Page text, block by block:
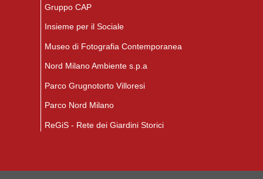
Gruppo CAP
Insieme per il Sociale
Museo di Fotografia Contemporanea
Nord Milano Ambiente s.p.a
Parco Grugnotorto Villoresi
Parco Nord Milano
ReGiS - Rete dei Giardini Storici